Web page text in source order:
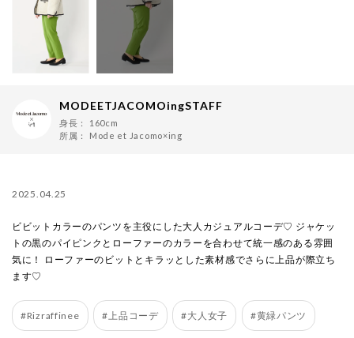
MODEETJACOMOingSTAFF
身長：
160cm
所属： Mode et Jacomo×ing
2025.04.25
ビビットカラーのパンツを主役にした大人カジュアルコーデ♡ ジャケッ
トの黒のパイピンクとローファーのカラーを合わせて統一感のある雰囲
気に！ ローファーのビットとキラッとした素材感でさらに上品が際立ち
ます♡
#Rizraffinee #上品コーデ #大人女子 #黄緑パンツ